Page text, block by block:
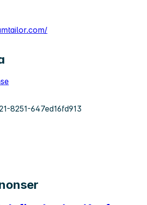
8251-647ed16fd913